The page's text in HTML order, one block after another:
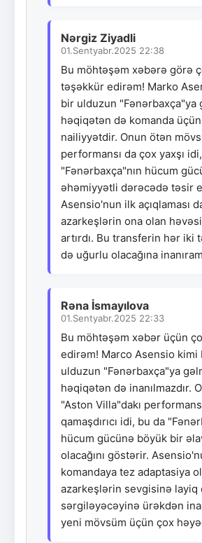
Nərgiz Ziyadli
01.Sentyabr.2025 22:38
Bu möhtəşəm xəbərə görə
təşəkkür edirəm! Marko
bir ulduzun "Fənərbaxça"ya
həqiqətən də komanda
nailiyyətdir. Onun ötən
performansı da çox yaxşı
"Fənərbaxça"nın hücum
əhəmiyyətli dərəcədə təsir
Asensio'nun ilk açıqlaması
azarkeşlərin ona olan
artırdı. Bu transferin hər iki
də uğurlu olacağına
Rəna İsmayılova
01.Sentyabr.2025 22:33
Bu möhtəşəm xəbər üçün
edirəm! Marco Asensio kimi
ulduzun "Fənərbaxça"ya
həqiqətən də inanılmazdır.
"Aston Villa"dakı
qamaşdırıcı idi, bu da
hücum gücünə böyük bir
olacağını göstərir.
komandaya tez adaptasiya
azarkeşlərin sevgisinə layiq
sərgiləyəcəyinə ürəkdən
yeni mövsüm üçün çox